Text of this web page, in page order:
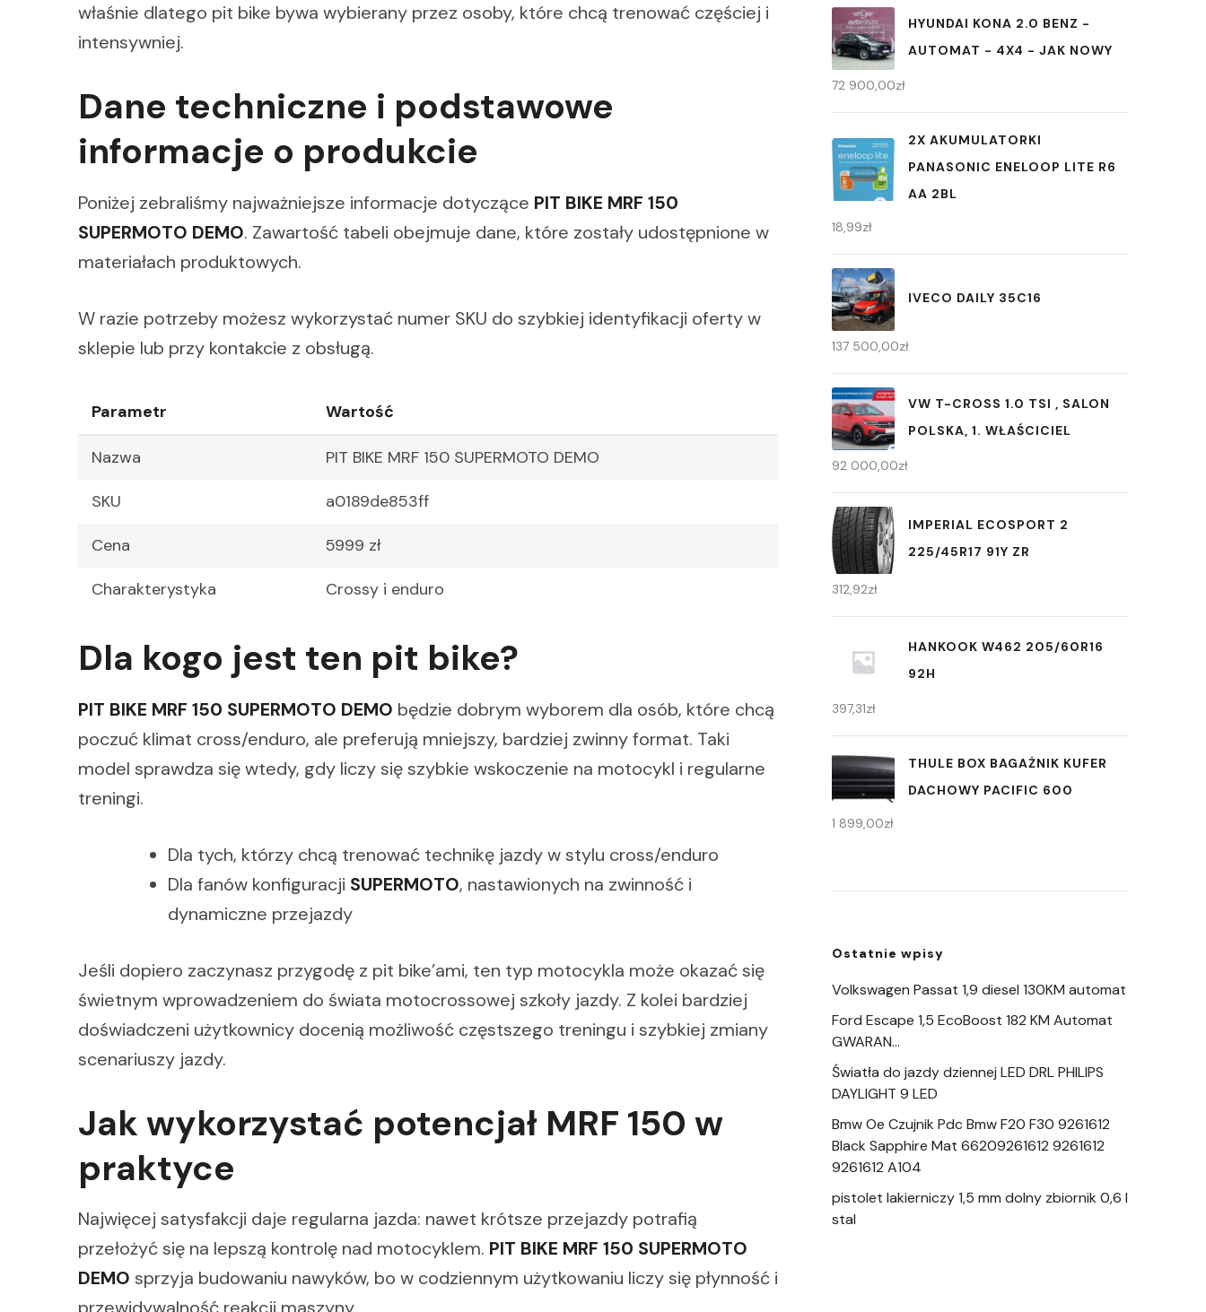
właśnie dlatego pit bike bywa wybierany przez osoby, które chcą trenować częściej i
intensywniej.
Dane techniczne i podstawowe
informacje o produkcie
Poniżej zebraliśmy najważniejsze informacje dotyczące PIT BIKE MRF 150
SUPERMOTO DEMO. Zawartość tabeli obejmuje dane, które zostały udostępnione w
materiałach produktowych.
W razie potrzeby możesz wykorzystać numer SKU do szybkiej identyfikacji oferty w
sklepie lub przy kontakcie z obsługą.
Parametr Wartość
Nazwa PIT BIKE MRF 150 SUPERMOTO DEMO
SKU a0189de853ff
Cena 5999 zł
Charakterystyka Crossy i enduro
Dla kogo jest ten pit bike?
PIT BIKE MRF 150 SUPERMOTO DEMO będzie dobrym wyborem dla osób, które chcą
poczuć klimat cross/enduro, ale preferują mniejszy, bardziej zwinny format. Taki
model sprawdza się wtedy, gdy liczy się szybkie wskoczenie na motocykl i regularne
treningi.
Dla tych, którzy chcą trenować technikę jazdy w stylu cross/enduro
Dla fanów konfiguracji SUPERMOTO, nastawionych na zwinność i
dynamiczne przejazdy
Jeśli dopiero zaczynasz przygodę z pit bike’ami, ten typ motocykla może okazać się
świetnym wprowadzeniem do świata motocrossowej szkoły jazdy. Z kolei bardziej
doświadczeni użytkownicy docenią możliwość częstszego treningu i szybkiej zmiany
scenariuszy jazdy.
Jak wykorzystać potencjał MRF 150 w
praktyce
Najwięcej satysfakcji daje regularna jazda: nawet krótsze przejazdy potrafią
przełożyć się na lepszą kontrolę nad motocyklem. PIT BIKE MRF 150 SUPERMOTO
DEMO sprzyja budowaniu nawyków, bo w codziennym użytkowaniu liczy się płynność i
HYUNDAI KONA 2.0 BENZ -
AUTOMAT - 4X4 - JAK NOWY
72 900,00zł
2X AKUMULATORKI
PANASONIC ENELOOP LITE R6
AA 2BL
18,99zł
IVECO DAILY 35C16
137 500,00zł
VW T-CROSS 1.0 TSI , SALON
POLSKA, 1. WŁAŚCICIEL
92 000,00zł
IMPERIAL ECOSPORT 2
225/45R17 91Y ZR
312,92zł
HANKOOK W462 205/60R16
92H
397,31zł
THULE BOX BAGAŻNIK KUFER
DACHOWY PACIFIC 600
1 899,00zł
Ostatnie wpisy
Volkswagen Passat 1,9 diesel 130KM automat
Ford Escape 1,5 EcoBoost 182 KM Automat
GWARAN…
Światła do jazdy dziennej LED DRL PHILIPS
DAYLIGHT 9 LED
Bmw Oe Czujnik Pdc Bmw F20 F30 9261612
Black Sapphire Mat 66209261612 9261612
9261612 A104
pistolet lakierniczy 1,5 mm dolny zbiornik 0,6 l
stal